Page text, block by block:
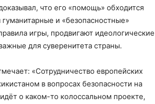
что его «помощь» обходится
и «безопасностные»
игры, продвигают идеологические
для суверенитета страны.
«Сотрудничество европейских
в вопросах безопасности на
о каком-то колоссальном проекте,